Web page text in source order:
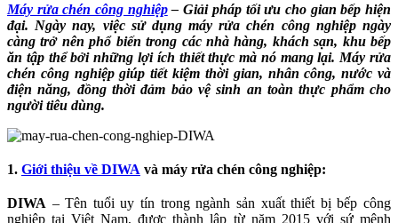
Máy rửa chén công nghiệp– Giải pháp tối ưu cho gian bếp hiện
đại. Ngày nay, việc sử dụng máy rửa chén công nghiệp ngày
càng trở nên phổ biến trong các nhà hàng, khách sạn, khu bếp
ăn tập thể bởi những lợi ích thiết thực mà nó mang lại. Máy rửa
chén công nghiệp giúp tiết kiệm thời gian, nhân công, nước và
điện năng, đồng thời đảm bảo vệ sinh an toàn thực phẩm cho
người tiêu dùng.
1. Giới thiệu về DIWA và máy rửa chén công nghiệp:
DIWA – Tên tuổi uy tín trong ngành sản xuất thiết bị bếp công
nghiệp tại Việt Nam, được thành lập từ năm 2015 với sứ mệnh